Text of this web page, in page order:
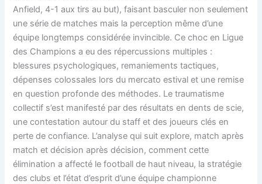
Anfield, 4-1 aux tirs au but), faisant basculer non seulement
une série de matches mais la perception même d’une
équipe longtemps considérée invincible. Ce choc en Ligue
des Champions a eu des répercussions multiples :
blessures psychologiques, remaniements tactiques,
dépenses colossales lors du mercato estival et une remise
en question profonde des méthodes. Le traumatisme
collectif s’est manifesté par des résultats en dents de scie,
une contestation autour du staff et des joueurs clés en
perte de confiance. L’analyse qui suit explore, match après
match et décision après décision, comment cette
élimination a affecté le football de haut niveau, la stratégie
des clubs et l’état d’esprit d’une équipe championne